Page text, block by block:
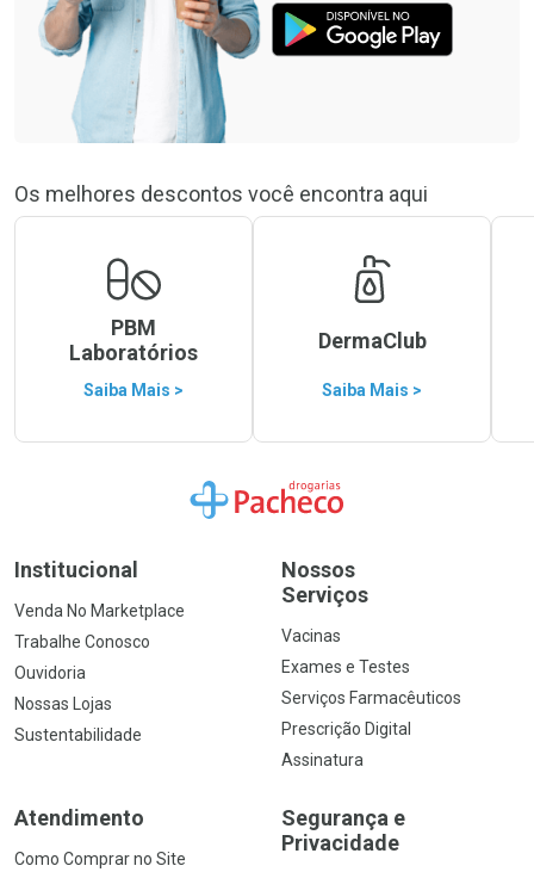
Os melhores descontos você encontra aqui
PBM
Laboratórios
Saiba Mais >
DermaClub
Saiba Mais >
Ir para a Home
Institucional
Venda No Marketplace
Trabalhe Conosco
Ouvidoria
Nossas Lojas
Sustentabilidade
Nossos
Serviços
Vacinas
Exames e Testes
Serviços Farmacêuticos
Prescrição Digital
Assinatura
Atendimento
Como Comprar no Site
Segurança e
Privacidade